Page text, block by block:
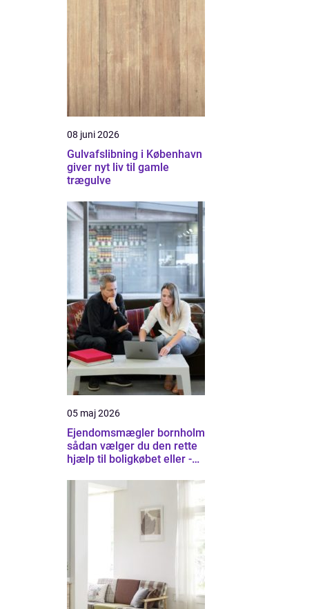
08 juni 2026
Gulvafslibning i København
giver nyt liv til gamle
trægulve
05 maj 2026
Ejendomsmægler bornholm
sådan vælger du den rette
hjælp til boligkøbet eller -